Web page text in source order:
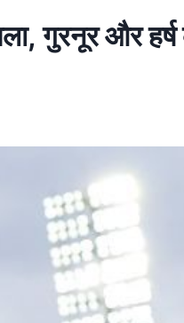
गुरनूर और